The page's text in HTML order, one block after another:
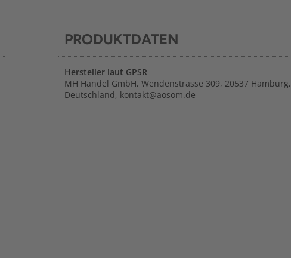
PRODUKTDATEN
Hersteller laut GPSR
MH Handel GmbH, Wendenstrasse 309, 20537 Hamburg,
Deutschland, kontakt@aosom.de